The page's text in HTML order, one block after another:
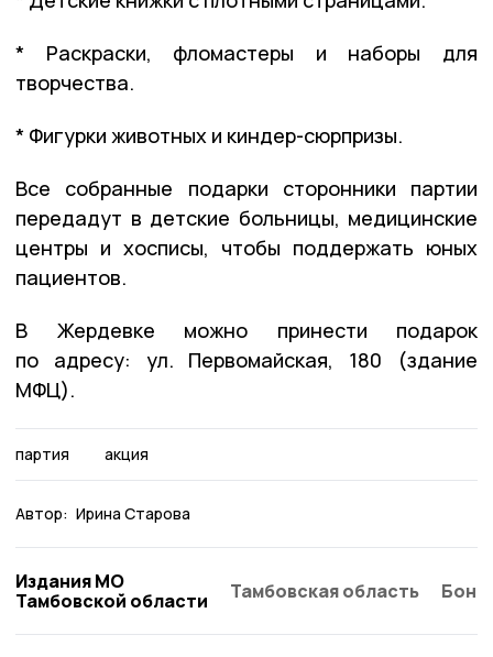
* Раскраски, фломастеры и наборы для
творчества.
* Фигурки животных и киндер-сюрпризы.
Все собранные подарки сторонники партии
передадут в детские больницы, медицинские
центры и хосписы, чтобы поддержать юных
пациентов.
В Жердевке можно принести подарок
по адресу: ул. Первомайская, 180 (здание
МФЦ).
партия акция
Автор: Ирина Старова
Издания МО
Тамбовской области
Тамбовская область